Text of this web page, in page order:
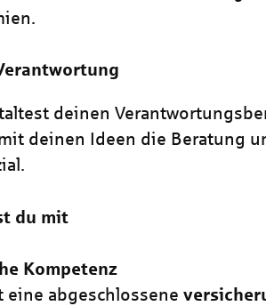
deinen
deinen Ideen die Beratung
du mit
Kompetenz
eine abgeschlossene